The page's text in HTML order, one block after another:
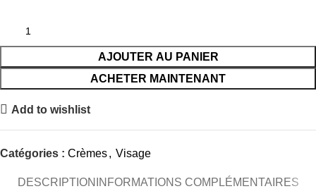
AJOUTER AU PANIER
ACHETER MAINTENANT
Add to wishlist
Catégories : Crèmes, Visage
DESCRIPTION INFORMATIONS COMPLÉMENTAIRES